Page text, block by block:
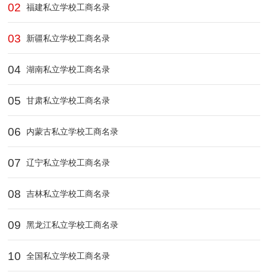
02 福建私立学校工商名录
03 新疆私立学校工商名录
04 湖南私立学校工商名录
05 甘肃私立学校工商名录
06 内蒙古私立学校工商名录
07 辽宁私立学校工商名录
08 吉林私立学校工商名录
09 黑龙江私立学校工商名录
10 全国私立学校工商名录